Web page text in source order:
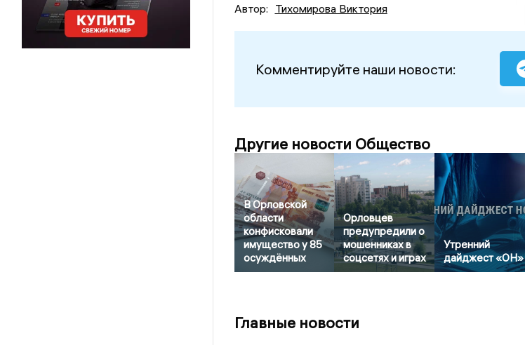
Автор: Тихомирова Виктория
Комментируйте наши новости:
Другие новости Общество
В Орловской
области
конфисковали
имущество у 85
осуждённых
Орловцев
предупредили о
мошенниках в
соцсетях и играх
Утренний
дайджест «ОН»
Главные новости